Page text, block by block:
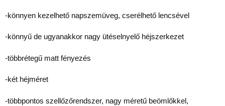
-könnyen kezelhető napszemüveg, cserélhető lencsével
-könnyű de ugyanakkor nagy ütéselnyelő héjszerkezet
-többrétegű matt fényezés
-két héjméret
-többpontos szellőzőrendszer, nagy méretű beömlőkkel,